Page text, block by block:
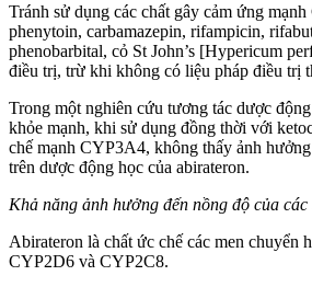
Tránh sử dụng các chất gây cảm ứng
phenytoin, carbamazepin, rifampicin,
phenobarbital, cỏ St John’s [Hypericum
điều trị, trừ khi không có liệu pháp điều trị
Trong một nghiên cứu tương tác dược
khỏe mạnh, khi sử dụng đồng thời với
chế mạnh CYP3A4, không thấy ảnh
trên dược động học của abirateron.
Khả năng ảnh hưởng đến nồng độ của các
Abirateron là chất ức chế các men chuyển
CYP2D6 và CYP2C8.